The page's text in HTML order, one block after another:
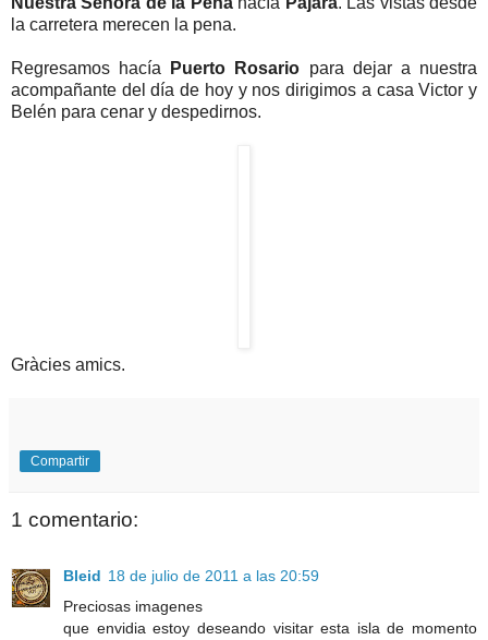
la carretera merecen la pena.
Regresamos hacía Puerto Rosario para dejar a nuestra
acompañante del día de hoy y nos dirigimos a casa Victor y
Belén para cenar y despedirnos.
Gràcies amics.
Compartir
1 comentario:
Bleid 18 de julio de 2011 a las 20:59
Preciosas imagenes
que envidia estoy deseando visitar esta isla de momento